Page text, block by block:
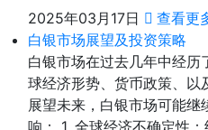
2025年03月17日
查看更
白银市场展望及投资策略
白银市场在过去几年中经历
球经济形势、货币政策、以
展望未来，白银市场可能继
响： 1. 全球经济不确定性